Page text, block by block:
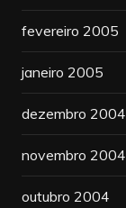
fevereiro 2005
janeiro 2005
dezembro 2004
novembro 2004
outubro 2004